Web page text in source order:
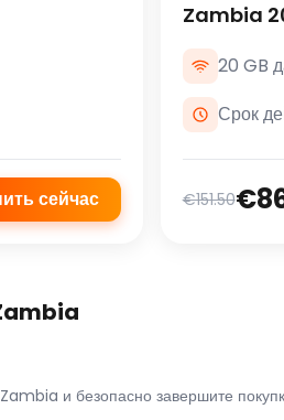
сейчас
Zambia
20 GB
Срок
€151.50
и безопасно завершите